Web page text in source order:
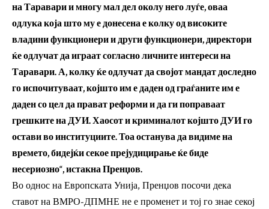
на Таравари и многу мал дел околу него луѓе, оваа
одлука која што му е донесена е колку од високите
владини функционери и други функционери, директори
ќе одлучат да играат согласно личните интереси на
Таравари. А, колку ќе одлучат да својот мандат доследно
го испочитуваат, којшто им е даден од граѓаните им е
даден со цел да прават реформи и да ги поправаат
грешките на ДУИ. Хаосот и криминалот којшто ДУИ го
остави во институциите. Тоа останува да видиме на
времето, бидејќи секое прејудицирање ќе биде
несериозно“, истакна Пренџов.
Во однос на Европската Унија, Пренџов посочи дека
ставот на ВМРО-ДПМНЕ не е променет и тој го знае секој